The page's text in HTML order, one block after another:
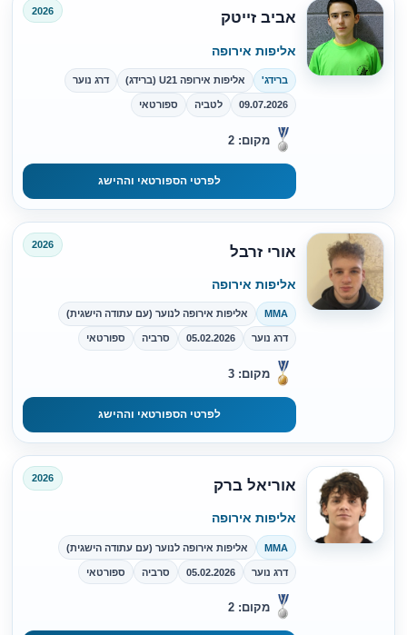
אביב זייטק 2026
אליפות אירופה
ברידג' אליפות אירופה U21 (ברידג) דרג נוער
09.07.2026 לטביה ספורטאי
מקום: 2
לפרטי הספורטאי וההישג
אורי זרבל 2026
אליפות אירופה
MMA אליפות אירופה לנוער (עם עתודה הישגית)
דרג נוער 05.02.2026 סרביה ספורטאי
מקום: 3
לפרטי הספורטאי וההישג
אוריאל ברק 2026
אליפות אירופה
MMA אליפות אירופה לנוער (עם עתודה הישגית)
דרג נוער 05.02.2026 סרביה ספורטאי
מקום: 2